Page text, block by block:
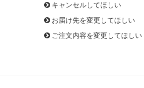
キャンセルしてほしい
お届け先を変更してほしい
ご注文内容を変更してほしい